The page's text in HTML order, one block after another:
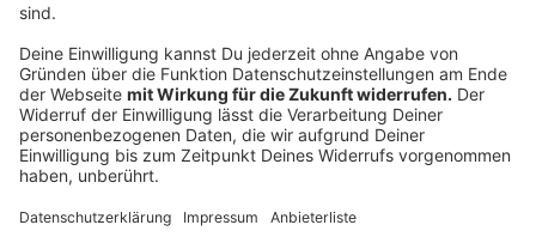
Livestream
Anzeige